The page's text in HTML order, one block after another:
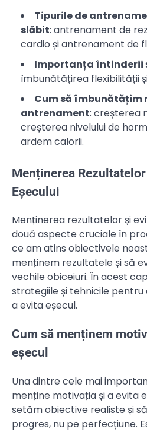
Tipurile de
slăbit: antrenament de
cardio și antrenament de
Importanța întinderii
îmbunătățirea flexibilității
Cum să îmbunătățim
antrenament: creșterea
creșterea nivelului de
ardem calorii.
Menținerea
Eșecului
Menținerea rezultatelor și
două aspecte cruciale în
ce am atins obiectivele
menținem rezultatele și să
vechile obiceiuri. În acest
strategiile și tehnicile pentru
a evita eșecul.
Cum să menținem
eșecul
Una dintre cele mai
menține motivația și a evita
setăm obiective realiste și
progres, nu pe perfecțiune.